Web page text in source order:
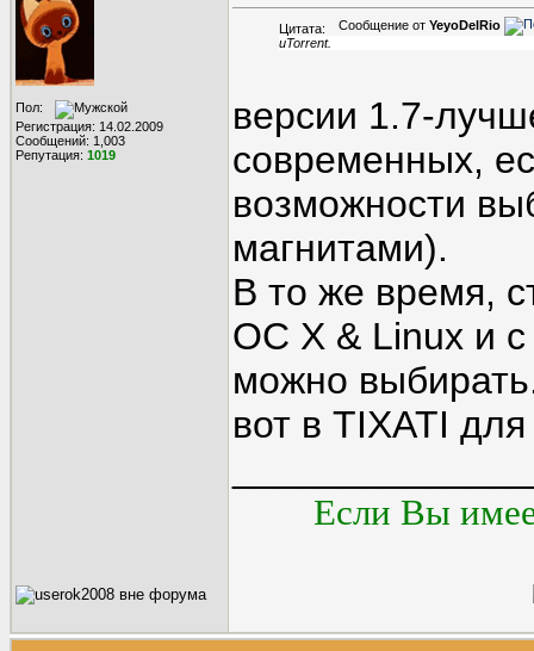
Пол:
Регистрация: 14.02.2009
Сообщений: 1,003
Репутация: 1019
Цитата: Сообщение от YeyoDelRio
uTorrent.
версии 1.7-
современных,
возможности
магнитами).
В то же время,
OC X & Linux и
можно
вот в TIXATI
Если Вы